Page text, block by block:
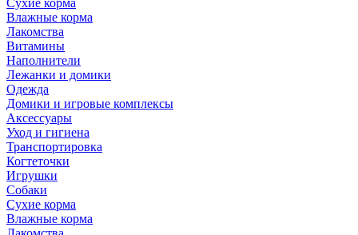
Сухие корма
Влажные корма
Лакомства
Витамины
Наполнители
Лежанки и домики
Одежда
Домики и игровые комплексы
Аксессуары
Уход и гигиена
Транспортировка
Когтеточки
Игрушки
Собаки
Сухие корма
Влажные корма